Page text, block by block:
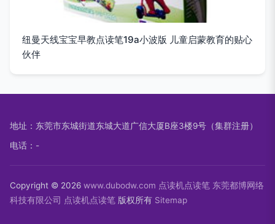
纽曼天线宝宝早教点读笔19a小波版 儿童启蒙教育的贴心
伙伴
地址：东莞市东城街道东城大道广信大厦B座3楼9号（集群注册）
电话：-
Copyright © 2026 www.dubodw.com 点读机点读笔 东莞都博网络
科技有限公司 点读机点读笔 版权所有 Sitemap